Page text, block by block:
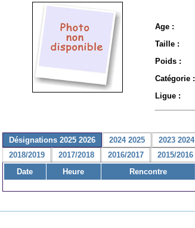
Age :
Taille :
Poids :
Catégorie :
Ligue :
Désignations 2025 2026 2024 2025 2023 2024
2018/2019
2017/2018 2016/2017 2015/2016
Date
Heure Rencontre